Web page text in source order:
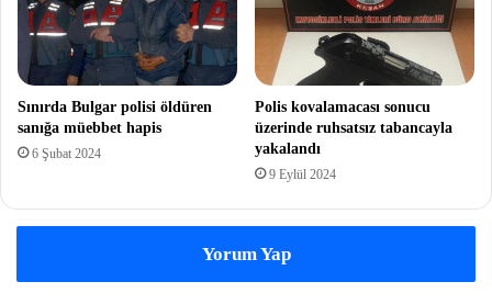
Sınırda Bulgar polisi öldüren
sanığa müebbet hapis
6 Şubat 2024
Polis kovalamacası sonucu
üzerinde ruhsatsız tabancayla
yakalandı
9 Eylül 2024
Yorum Yap